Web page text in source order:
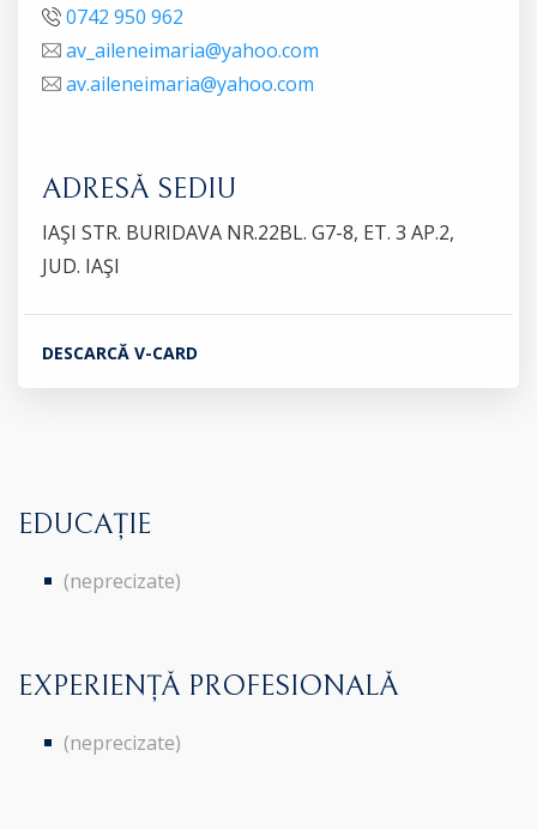
0742 950 962
av_aileneimaria@yahoo.com
av.aileneimaria@yahoo.com
ADRESĂ SEDIU
IAŞI STR. BURIDAVA NR.22BL. G7-8, ET. 3 AP.2,
JUD. IAŞI
DESCARCĂ V-CARD
EDUCAȚIE
(neprecizate)
EXPERIENȚĂ PROFESIONALĂ
(neprecizate)